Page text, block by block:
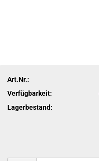
Art.Nr.:
Verfügbarkeit:
Lagerbestand: